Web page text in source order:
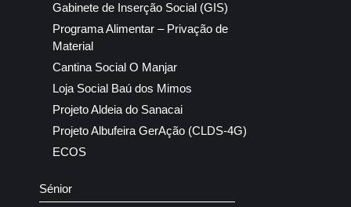
Gabinete de Inserção Social (GIS)
Programa Alimentar – Privação de
Material
Cantina Social O Manjar
Loja Social Baú dos Mimos
Projeto Aldeia do Sanacai
Projeto Albufeira GerAção (CLDS-4G)
ECOS
Sénior